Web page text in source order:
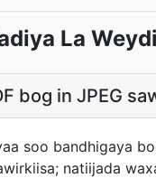
La
bog in JPEG
soo bandhigaya
natiijada